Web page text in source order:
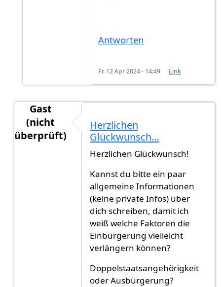
Antworten
Fr. 12 Apr 2024 - 14:49 Link
Gast
(nicht
überprüft)
Ich möchte diesen Thread mit…
Herzlichen
Glückwunsch…
Herzlichen Glückwunsch!
Kannst du bitte ein paar
allgemeine Informationen
(keine private Infos) über
dich schreiben, damit ich
weiß welche Faktoren die
Einbürgerung vielleicht
verlängern können?
Doppelstaatsangehörigkeit
oder Ausbürgerung?